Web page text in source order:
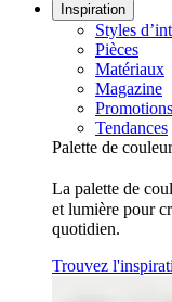
Inspiration
Styles
Pièces
Matériaux
Magazine
Promotions
Tendances
Palette de
La palette de
et lumière pour
quotidien.
Trouvez